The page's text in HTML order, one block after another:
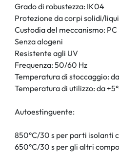
Grado di robustezza: IK04
Protezione da corpi solidi/
Custodia del meccanismo: PC
Senza alogeni
Resistente agli UV
Frequenza: 50/60 Hz
Temperatura di stoccaggio:
Temperatura di utilizzo: da
Autoestinguente:
850°C/30 s per parti isolanti
650°C/30 s per gli altri